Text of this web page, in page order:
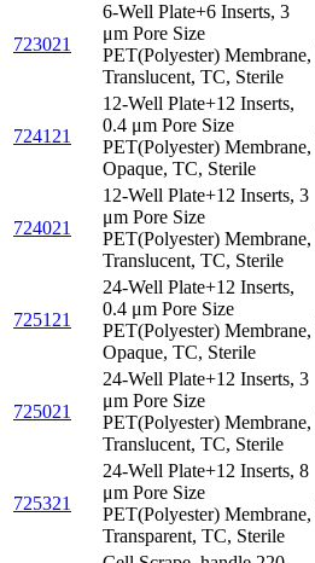
723021
6-Well Plate+6 Inserts, 3
μm Pore Size
PET(Polyester) Membrane,
Translucent, TC, Sterile
724121
12-Well Plate+12 Inserts,
0.4 μm Pore Size
PET(Polyester) Membrane,
Opaque, TC, Sterile
724021
12-Well Plate+12 Inserts, 3
μm Pore Size
PET(Polyester) Membrane,
Translucent, TC, Sterile
725121
24-Well Plate+12 Inserts,
0.4 μm Pore Size
PET(Polyester) Membrane,
Opaque, TC, Sterile
725021
24-Well Plate+12 Inserts, 3
μm Pore Size
PET(Polyester) Membrane,
Translucent, TC, Sterile
725321
24-Well Plate+12 Inserts, 8
μm Pore Size
PET(Polyester) Membrane,
Transparent, TC, Sterile